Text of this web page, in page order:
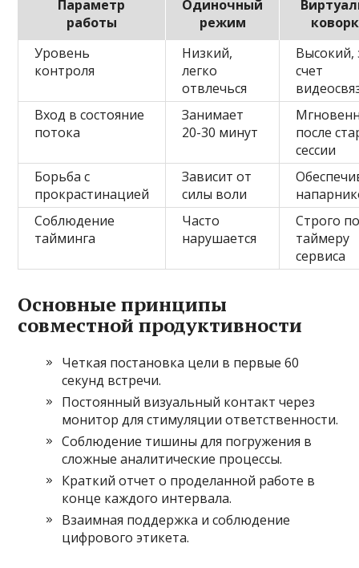
Параметр
работы
Одиночный
режим
Уровень
контроля
Низкий,
легко
отвлечься
Высокий,
счет
Вход в состояние
потока
Занимает
20-30 минут
после
сессии
Борьба с
прокрастинацией
Зависит от
силы воли
Соблюдение
тайминга
Часто
нарушается
Строго
таймеру
сервиса
Основные принципы
совместной продуктивности
Четкая постановка цели в первые 60
секунд встречи.
Постоянный визуальный контакт через
монитор для стимуляции ответственности.
Соблюдение тишины для погружения в
сложные аналитические процессы.
Краткий отчет о проделанной работе в
конце каждого интервала.
Взаимная поддержка и соблюдение
цифрового этикета.